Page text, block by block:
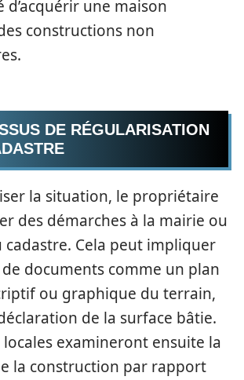
d’acquérir une maison
constructions non
DE RÉGULARISATION
la situation, le propriétaire
des démarches à la mairie ou
cadastre. Cela peut impliquer
documents comme un plan
ou graphique du terrain,
de la surface bâtie.
examineront ensuite la
la construction par rapport